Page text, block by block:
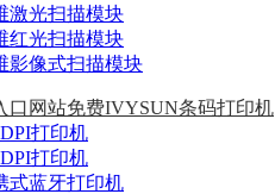
激光扫描模块
红光扫描模块
影像式扫描模块
口网站免费IVYSUN条码打印机
打印机
打印机
式蓝牙打印机